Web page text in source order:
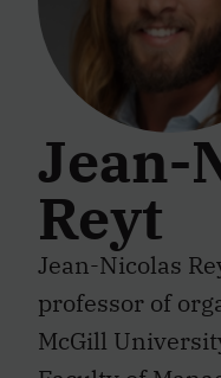
Jean-
Reyt
Jean-Nicolas
professor of
McGill